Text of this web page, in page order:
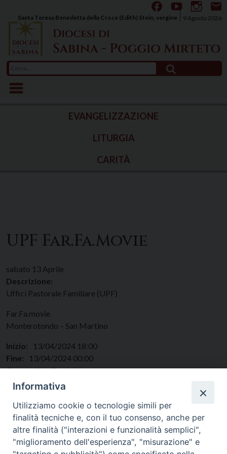
content
9 Agosto 2026
Santa Teresa Benedetta della Croce (Edith) Stein, vergine
per:
EVANGELIZZAZIONE
LITURGIA
CARITÀ
UPF Far.Fa.Movie
sabato 13 Aprile
Descrizione:
Uffici Pastorale Familiare (UPF)
Far.Fa.movie
Monterotondo – San Martino
Inizio:
13/04/2024 18:00
Fine:
13/04/2024 00:00
Categorie: Famiglie
Regione: Lazio
Informativa
Utilizziamo cookie o tecnologie simili per
finalità tecniche e, con il tuo consenso, anche per
altre finalità ("interazioni e funzionalità semplici",
"miglioramento dell'esperienza", "misurazione" e